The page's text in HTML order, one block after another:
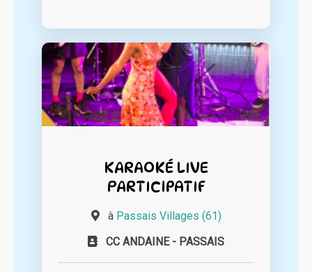
KARAOKÉ LIVE
PARTICIPATIF
à Passais Villages (61)
CC ANDAINE - PASSAIS